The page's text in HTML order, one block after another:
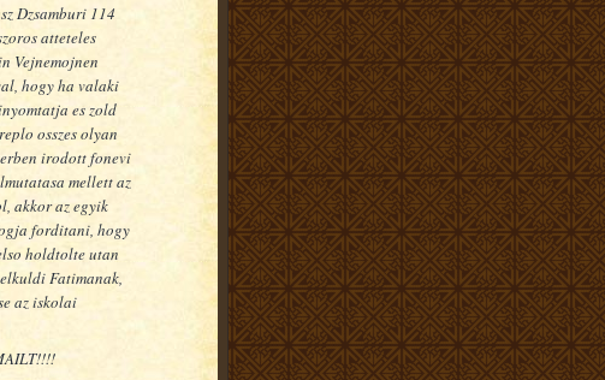
Dzsamburi 114
atteteles
Vejnemojnen
hogy ha valaki
es zold
osszes olyan
irodott fonevi
mellett az
akkor az egyik
forditani, hogy
holdtolte utan
Fatimanak,
az iskolai